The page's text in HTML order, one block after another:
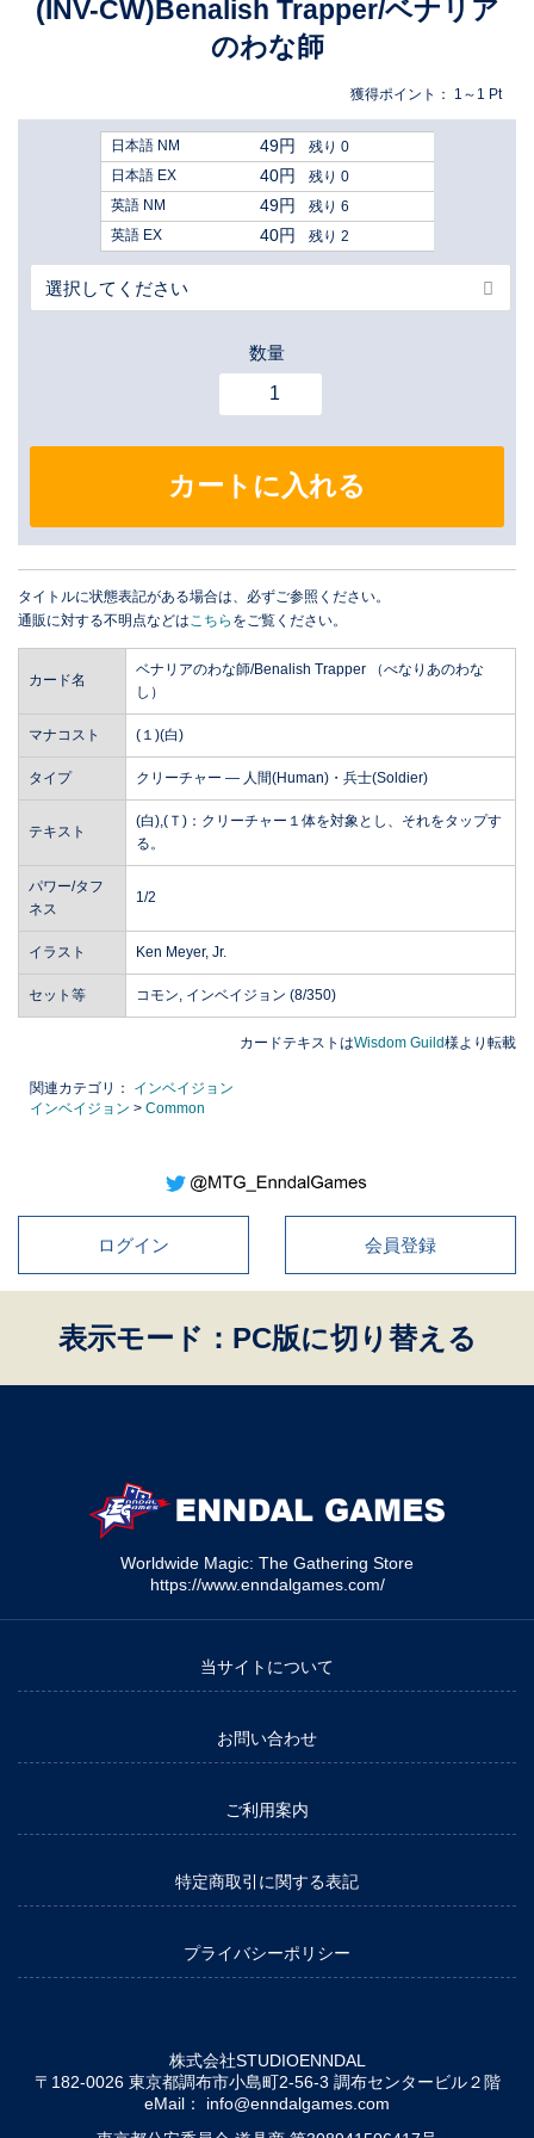
(INV-CW)Benalish Trapper/ベナリア
のわな師
獲得ポイント： 1～1 Pt
日本語 NM 49円
残り 0
日本語 EX
40円
残り 0
英語 NM
49円
残り 6
英語 EX
40円 残り 2
数量
カートに入れる
タイトルに状態表記がある場合は、必ずご参照ください。
通販に対する不明点などは こちら をご覧ください。
カード名
ベナリアのわな師/Benalish Trapper （べなりあのわな
し）
マナコスト (１)(白)
タイプ クリーチャー ― 人間(Human)・兵士(Soldier)
テキスト
(白),(Ｔ)：クリーチャー１体を対象とし、それをタップす
る。
パワー/タフ
ネス
1/2
イラスト Ken Meyer, Jr.
セット等 コモン, インベイジョン (8/350)
カードテキストはWisdom Guild様より転載
関連カテゴリ：
インベイジョン
インベイジョン > Common
ログイン 会員登録
表示モード：PC版に切り替える
Worldwide Magic: The Gathering Store
https://www.enndalgames.com/
当サイトについて
お問い合わせ
ご利用案内
特定商取引に関する表記
プライバシーポリシー
株式会社STUDIOENNDAL
〒182-0026 東京都調布市小島町2-56-3 調布センタービル２階
eMail： info@enndalgames.com